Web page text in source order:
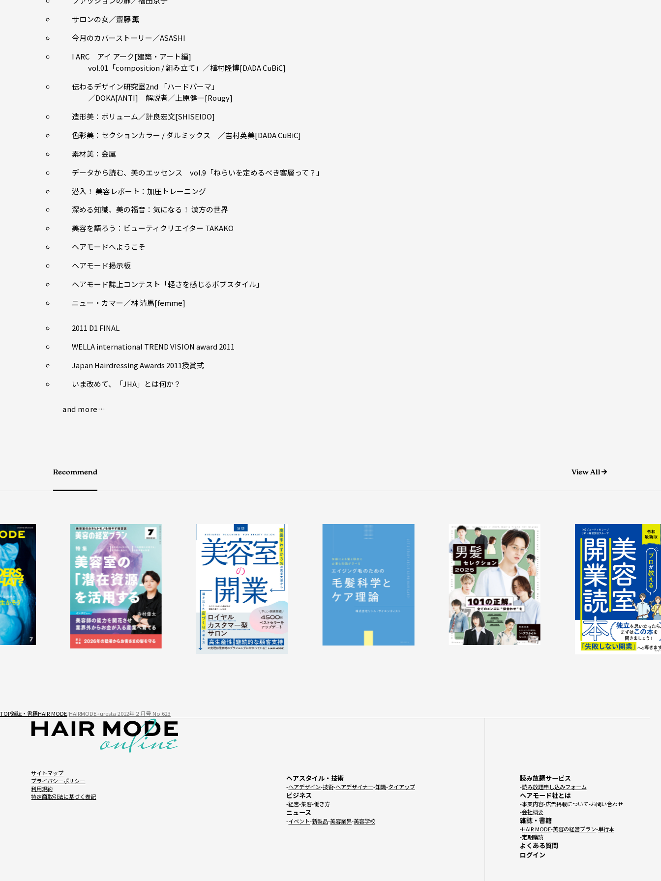
サロンの女／齋藤 薫
今月のカバーストーリー／ASASHI
I ARC アイ アーク[建築・アート編]
vol.01「composition / 組み立て」／植村隆博[DADA CuBiC]
伝わるデザイン研究室2nd 「ハードパーマ」
／DOKA[ANTI] 解説者／上原健一[Rougy]
造形美：ボリューム／計良宏文[SHISEIDO]
色彩美：セクションカラー / ダルミックス ／吉村英美[DADA CuBiC]
素材美：金属
データから読む、美のエッセンス vol.9「ねらいを定めるべき客層って？」
潜入！ 美容レポート：加圧トレーニング
深める知識、美の福音：気になる！ 漢方の世界
美容を語ろう：ビューティクリエイター TAKAKO
ヘアモードへようこそ
ヘアモード掲示板
ヘアモード誌上コンテスト「軽さを感じるボブスタイル」
ニュー・カマー／林 清馬[femme]
2011 D1 FINAL
WELLA international TREND VISION award 2011
Japan Hairdressing Awards 2011授賞式
いま改めて、「JHA」とは何か？
and more…
Recommend View All
TOP雑誌・書籍HAIR MODE HAIRMODE+uresta 2012年２月号 No.623
サイトマップ
プライバシーポリシー
利用規約
特定商取引法に基づく表記
ヘアスタイル・技術
ヘアデザイン 技術 ヘアデザイナー 知識 タイアップ
ビジネス
経営 集客 働き方
ニュース
イベント 新製品 美容業界 美容学校
読み放題サービス
読み放題申し込みフォーム
ヘアモード社とは
事業内容 広告掲載について お問い合わせ
会社概要
雑誌・書籍
HAIR MODE 美容の経営プラン 単行本
定期購読
よくある質問
ログイン